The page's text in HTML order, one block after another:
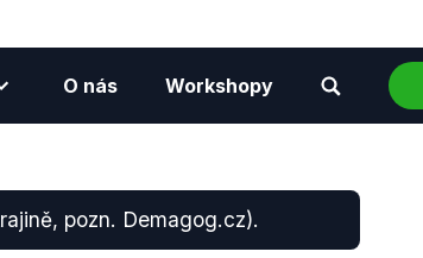
O nás Workshopy
pozn. Demagog.cz).